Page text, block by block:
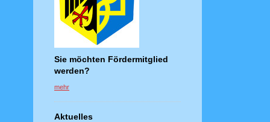
Sie möchten Fördermitglied
werden?
mehr
Aktuelles